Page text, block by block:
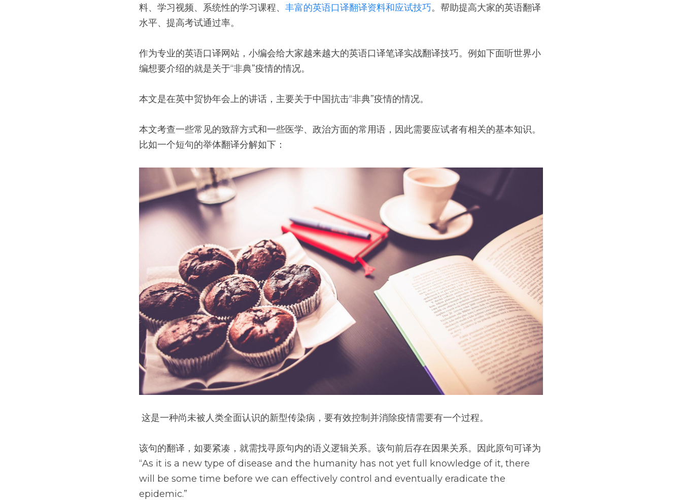
料、学习视频、系统性的学习课程、 丰富的英语口译翻译资料和应试技巧。帮助提高大家的英语翻译
水平、提高考试通过率。
作为专业的英语口译网站，小编会给大家越来越大的英语口译笔译实战翻译技巧。例如下面听世界小
编想要介绍的就是关于“非典”疫情的情况。
本文是在英中贸协年会上的讲话，主要关于中国抗击“非典”疫情的情况。
本文考查一些常见的致辞方式和一些医学、政治方面的常用语，因此需要应试者有相关的基本知识。
比如一个短句的举体翻译分解如下：
这是一种尚未被人类全面认识的新型传染病，要有效控制并消除疫情需要有一个过程。
该句的翻译，如要紧凑，就需找寻原句内的语义逻辑关系。该句前后存在因果关系。因此原句可译为
“As it is a new type of disease and the humanity has not yet full knowledge of it, there
will be some time before we can effectively control and eventually eradicate the
epidemic.”